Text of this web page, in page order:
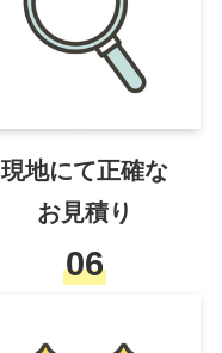
現地にて正確な
お見積り
06